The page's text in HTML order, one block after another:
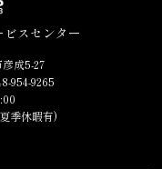
スセンター
成5-27
954-9265
季休暇有)